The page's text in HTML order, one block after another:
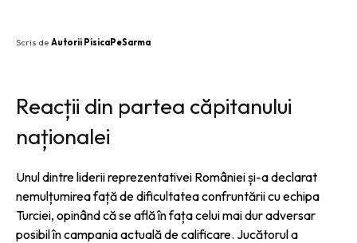
Scris de Autorii PisicaPeSarma
Reacții din partea căpitanului
naționalei
Unul dintre liderii reprezentativei României și-a declarat
nemulțumirea față de dificultatea confruntării cu echipa
Turciei, opinând că se află în fața celui mai dur adversar
posibil în campania actuală de calificare. Jucătorul a